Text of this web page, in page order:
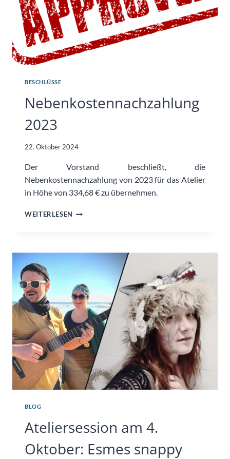
BESCHLÜSSE
Nebenkostennachzahlung
2023
22. Oktober 2024
Der Vorstand beschließt, die
Nebenkostennachzahlung von 2023 für das Atelier
in Höhe von 334,68 € zu übernehmen.
WEITERLESEN NEBENKOSTENNACHZAHLUNG
BLOG
Ateliersession am 4.
Oktober: Esmes snappy